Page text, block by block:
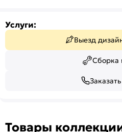
Услуги:
Выезд
Сборка
Товары